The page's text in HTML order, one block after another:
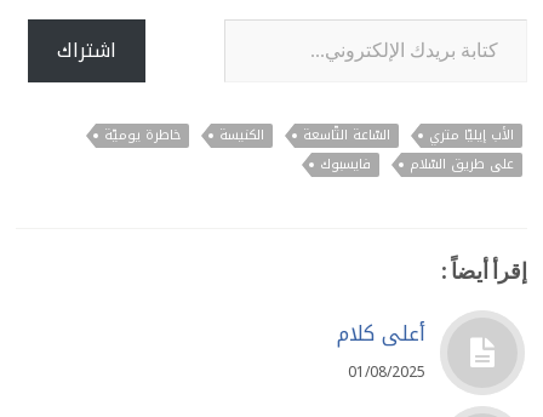
كتابة بريدك الإلكتروني...
اشتراك
الأب إيليّا متري السّاعة التّاسعة الكنيسة
خاطرة يوميّة
على طريق السّلام
فايسبوك
إقرأ أيضاً :
أعلى كلام
01/08/2025